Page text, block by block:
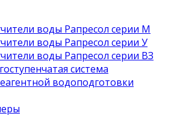
воды Рапресол серии М
воды Рапресол серии У
воды Рапресол серии ВЗ
система
водоподготовки